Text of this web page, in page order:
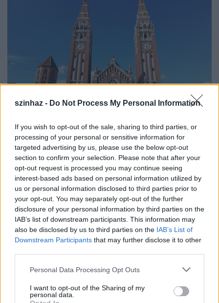
szinhaz - Do Not Process My Personal Information
If you wish to opt-out of the sale, sharing to third parties, or
processing of your personal or sensitive information for
targeted advertising by us, please use the below opt-out
section to confirm your selection. Please note that after your
opt-out request is processed you may continue seeing
interest-based ads based on personal information utilized by
us or personal information disclosed to third parties prior to
your opt-out. You may separately opt-out of the further
disclosure of your personal information by third parties on the
IAB’s list of downstream participants. This information may
also be disclosed by us to third parties on the IAB’s List of
Downstream Participants that may further disclose it to other
Please note that this website/app uses one or more Google
not limited to your visit or usage behaviour. You may click to
grant or deny consent to Google and its third-party tags to
Personal Data Processing Opt Outs
I want to opt-out of the Sharing of my
personal data.
Épül a Dóm téri szabadtéri színpad
mtothorsi•2020. július 16.
Megkezdődött a Szegedi Szabadtéri Játékok Dóm
téri játszóhelyének építése. A fesztivál ikonikus
helyszínének számító téren elsőként ...